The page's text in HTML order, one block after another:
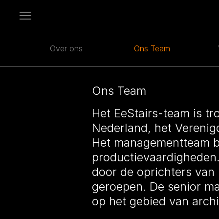
Open
Over ons Ons Team
Ons Team
Het EeStairs-team is
Nederland, het
Het managementteam
door de oprichters
geroepen. De senior
op het gebied van